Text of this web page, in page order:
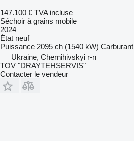
147.100 € TVA incluse
Séchoir à grains mobile
2024
État neuf
Puissance 2095 ch (1540 kW) Carburant
Ukraine, Chernihivskyi r-n
TOV "DRAYTEHSERVIS"
Contacter le vendeur